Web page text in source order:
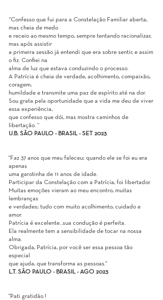
“Confesso que fui para a Constelação Familiar aberta,
mas cheia de medo
e receio ao mesmo tempo, sempre tentando racionalizar,
mas após assistir
a primeira sessão já entendi que era sobre sentir, e assim
o fiz. Confiei na
alma de luz que estava conduzindo o processo.
A Patrícia é cheia de verdade, acolhimento, compaixão,
coragem,
humildade e transmite uma paz de espírito até na dor.
Sou grata pela oportunidade que a vida me deu de viver
essa experiência,
que confesso que dói, mas mostra caminhos de
libertação. “
U.B. SÃO PAULO - BRASIL - SET 2023
"Faz 37 anos que meu faleceu; quando ele se foi eu era
apenas
uma garotinha de 11 anos de idade.
Participar da Constelação com a Patrícia, foi libertador.
Muitas emoções vieram ao meu encontro, muitas
lembranças
e verdades; tudo com muito acolhimento, cuidado e
amor.
Patrícia é excelente...sua condução é perfeita.
Ela realmente tem a sensibilidade de tocar na nossa
alma.
Obrigada, Patrícia, por você ser essa pessoa tão
especial
que ajuda, que transforma as pessoas."
L.T. SÃO PAULO - BRASIL - AGO 2023
" Pati gratidão !